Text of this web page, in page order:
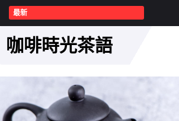
最新
咖啡時光茶語